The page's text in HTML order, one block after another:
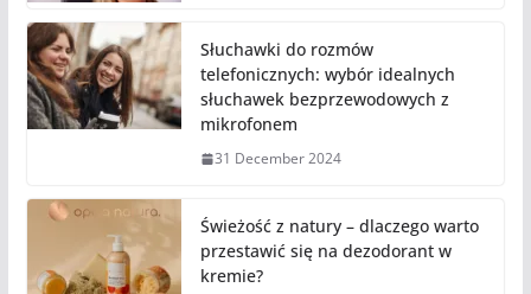
Słuchawki do rozmów
telefonicznych: wybór idealnych
słuchawek bezprzewodowych z
mikrofonem
31 December 2024
Świeżość z natury – dlaczego warto
przestawić się na dezodorant w
kremie?